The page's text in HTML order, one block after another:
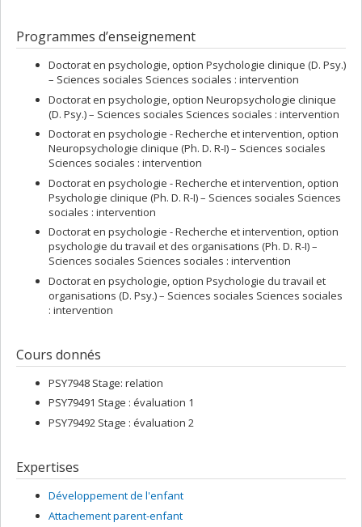
Programmes d’enseignement
Doctorat en psychologie, option Psychologie clinique (D. Psy.)
– Sciences sociales Sciences sociales : intervention
Doctorat en psychologie, option Neuropsychologie clinique
(D. Psy.) – Sciences sociales Sciences sociales : intervention
Doctorat en psychologie - Recherche et intervention, option
Neuropsychologie clinique (Ph. D. R-I) – Sciences sociales
Sciences sociales : intervention
Doctorat en psychologie - Recherche et intervention, option
Psychologie clinique (Ph. D. R-I) – Sciences sociales Sciences
sociales : intervention
Doctorat en psychologie - Recherche et intervention, option
psychologie du travail et des organisations (Ph. D. R-I) –
Sciences sociales Sciences sociales : intervention
Doctorat en psychologie, option Psychologie du travail et
organisations (D. Psy.) – Sciences sociales Sciences sociales
: intervention
Cours donnés
PSY7948 Stage: relation
PSY79491 Stage : évaluation 1
PSY79492 Stage : évaluation 2
Expertises
Développement de l'enfant
Attachement parent-enfant